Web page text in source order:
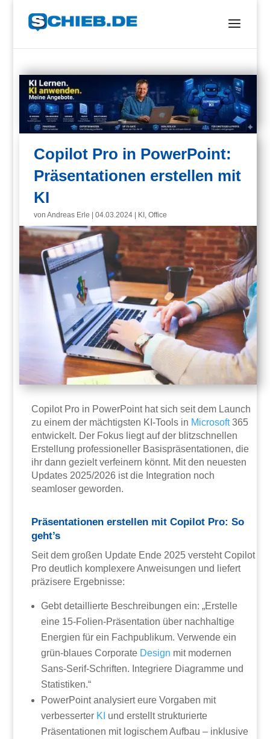
Copilot Pro in PowerPoint:
Präsentationen erstellen mit
KI
vonAndreas Erle |04.03.2024 KI ,Office
Copilot Pro in PowerPoint hat sich seit dem Launch
zu einem der mächtigsten KI-Tools in Microsoft365
entwickelt. Der Fokus liegt auf der blitzschnellen
Erstellung professioneller Basispräsentationen, die
ihr dann gezielt verfeinern könnt. Mit den neuesten
Updates 2025/2026 ist die Integration noch
seamloser geworden.
Präsentationen erstellen mit Copilot Pro: So
geht’s
Seit dem großen Update Ende 2025 versteht Copilot
Pro deutlich komplexere Anweisungen und liefert
präzisere Ergebnisse:
Gebt detaillierte Beschreibungen ein: „Erstelle
eine 15-Folien-Präsentation über nachhaltige
Energien für ein Fachpublikum. Verwende ein
grün-blaues Corporate Design mit modernen
Sans-Serif-Schriften. Integriere Diagramme und
Statistiken.“
PowerPoint analysiert eure Vorgaben mit
verbesserter KI und erstellt strukturierte
Präsentationen mit logischem Aufbau – inklusive